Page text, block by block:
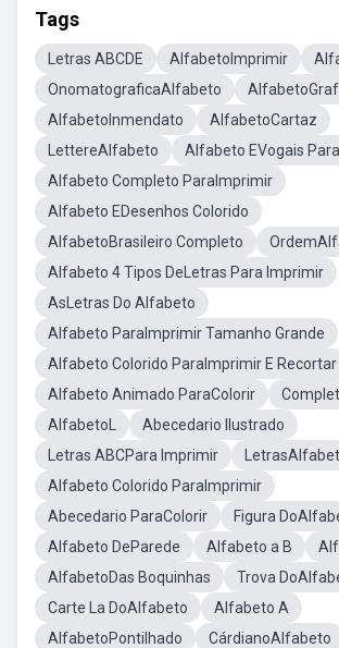
Tags
Letras ABCDE AlfabetoImprimir
OnomatograficaAlfabeto
AlfabetoInmendato
AlfabetoCartaz
LettereAlfabeto
Alfabeto EVogais
Alfabeto Completo ParaImprimir
Alfabeto EDesenhos Colorido
AlfabetoBrasileiro Completo
Alfabeto 4 Tipos DeLetras Para Imprimir
AsLetras Do Alfabeto
Alfabeto ParaImprimir Tamanho Grande
Alfabeto Colorido ParaImprimir E Recortar
Alfabeto Animado ParaColorir
AlfabetoL
Abecedario Ilustrado
Letras ABCPara Imprimir
Alfabeto Colorido ParaImprimir
Abecedario ParaColorir
Figura
Alfabeto DeParede
Alfabeto a B
AlfabetoDas Boquinhas
Trova
Carte La DoAlfabeto
Alfabeto A
AlfabetoPontilhado
CárdianoAlfabeto